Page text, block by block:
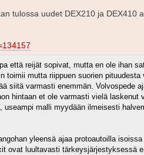
tulossa uudet DEX210 ja
että reijät sopivat, mutta en ole ihan
toimii mutta riippuen suorien
siitä varmasti enemmän. Volvospede
hintaan et ole varmasti vielä
malli myydään ilmeisesti
yleensä ajaa protoautoilla
ovat luultavasti tärkeysjärjestyksessä